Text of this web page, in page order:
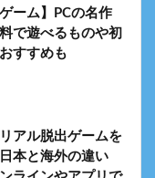
ゲーム】PCの名作
で遊べるものや初
すすめも
アル脱出ゲームを
本と海外の違い